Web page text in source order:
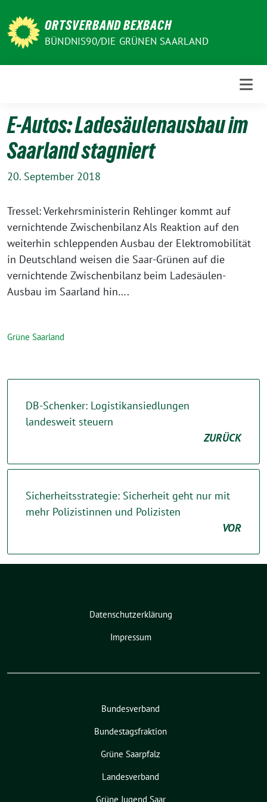
zum
Inhalt
ORTSVERBAND BEXBACH
BÜNDNIS90/DIE GRÜNEN SAARLAND
E-Autos: Ladesäulenausbau im
Saarland stagniert
20. September 2018
Tressel: Verkehrsministerin Rehlinger kommt auf
vernichtende Zwischenbilanz Als Reaktion auf den
weiterhin schleppenden Ausbau der Elektromobilität
in Deutschland weisen die Saar-Grünen auf die
vernichtende Zwischenbilanz beim Ladesäulen-
Ausbau im Saarland hin….
Grüne Saarland
DB-Schenker: Logistikansiedlungen
landesweit steuern
ZURÜCK
Sicherheitsstrategie: Sicherheit geht nur mit
mehr Polizistinnen und Polizisten
VOR
Datenschutzerklärung
Impressum
Bundesverband
Bundestagsfraktion
Grüne Saarpfalz
Landesverband
Grüne Jugend Saar